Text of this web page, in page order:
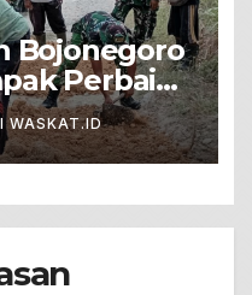
Bojonegoro
Perbaiki
WASKAT.ID